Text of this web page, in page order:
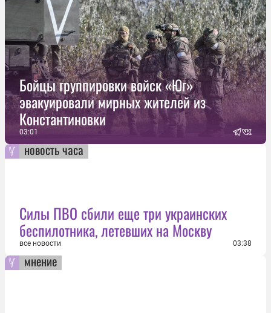
Бойцы группировки войск «Юг»
эвакуировали мирных жителей из
Константиновки
03:01
новость часа
Силы ПВО сбили еще три украинских
беспилотника, летевших на Москву
все новости 03:38
мнение